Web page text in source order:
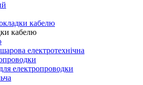
кабелю
кабелю
електротехнічна
електропроводки